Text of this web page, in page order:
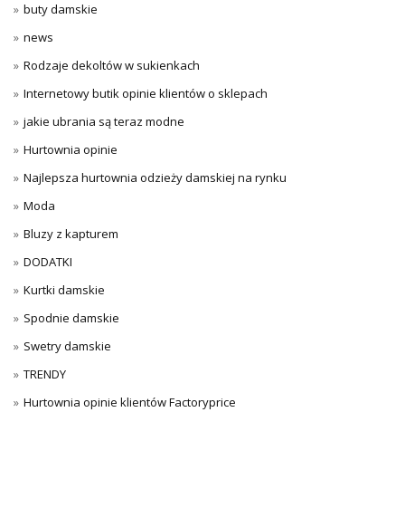
buty damskie
news
Rodzaje dekoltów w sukienkach
Internetowy butik opinie klientów o sklepach
jakie ubrania są teraz modne
Hurtownia opinie
Najlepsza hurtownia odzieży damskiej na rynku
Moda
Bluzy z kapturem
DODATKI
Kurtki damskie
Spodnie damskie
Swetry damskie
TRENDY
Hurtownia opinie klientów Factoryprice